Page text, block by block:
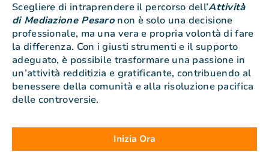
Scegliere di intraprendere il percorso dell’Attività
di Mediazione Pesaro non è solo una decisione
professionale, ma una vera e propria volontà di fare
la differenza. Con i giusti strumenti e il supporto
adeguato, è possibile trasformare una passione in
un’attività redditizia e gratificante, contribuendo al
benessere della comunità e alla risoluzione pacifica
delle controversie.
Inizia Ora